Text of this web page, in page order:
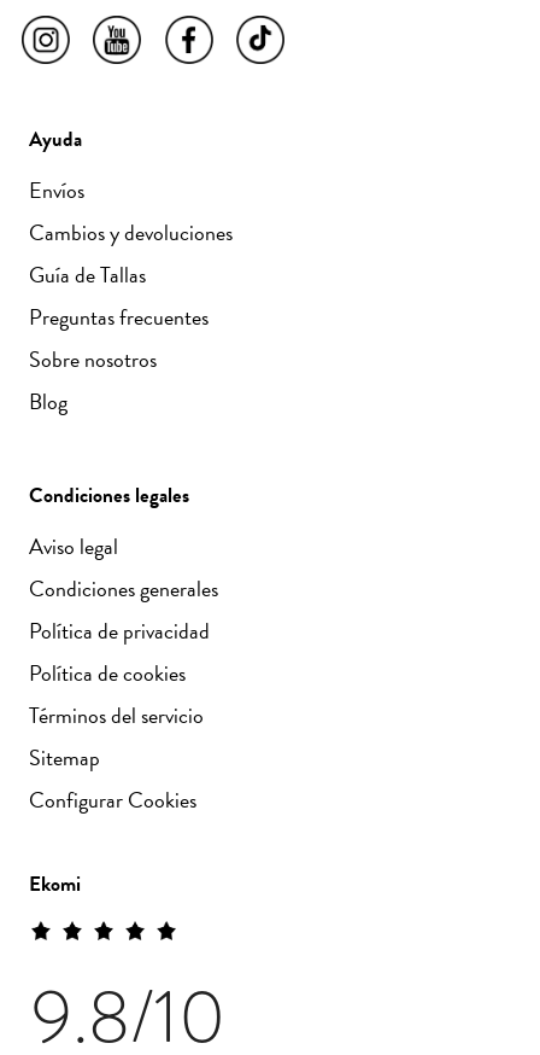
Ayuda
Envíos
Cambios y devoluciones
Guía de Tallas
Preguntas frecuentes
Sobre nosotros
Blog
Condiciones legales
Aviso legal
Condiciones generales
Política de privacidad
Política de cookies
Términos del servicio
Sitemap
Configurar Cookies
Ekomi
9.8/10